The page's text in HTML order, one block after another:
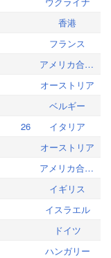
香港
フランス
アメリカ合衆国
オーストリア
ベルギー
26
イタリア
オーストリア
アメリカ合衆国
イギリス
イスラエル
ドイツ
ハンガリー